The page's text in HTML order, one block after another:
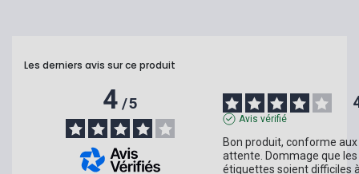
Les derniers avis sur ce produit
4/5
Avis vérifié
Bon produit, conforme aux
attente. Dommage que les
étiquettes soient difficiles